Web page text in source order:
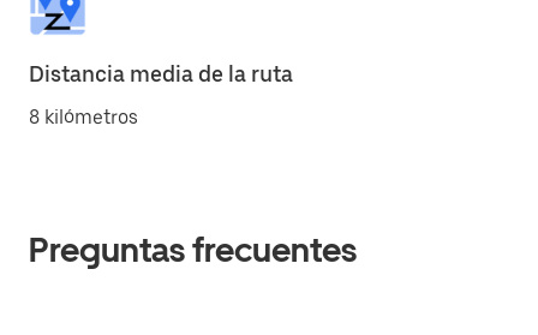
Distancia media de la ruta
8 kilómetros
Preguntas frecuentes